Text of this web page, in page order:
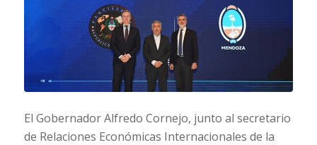
El Gobernador Alfredo Cornejo, junto al secretario
de Relaciones Económicas Internacionales de la